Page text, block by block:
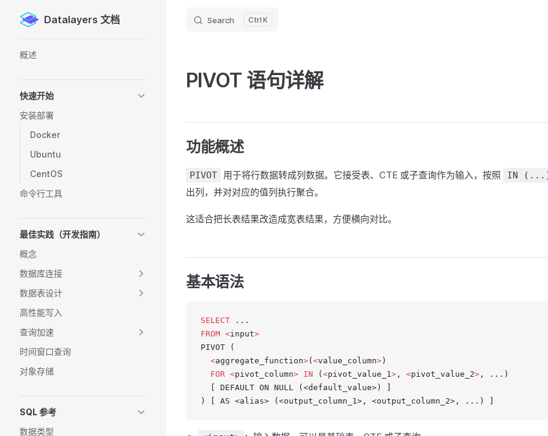
Skip to content
Datalayers 文档 Search K
概述
快速开始
安装部署
Docker
Ubuntu
CentOS
命令行工具
最佳实践（开发指南）
概念
数据库连接
数据表设计
高性能写入
查询加速
时间窗口查询
对象存储
SQL 参考
数据类型
PIVOT 语句详解
功能概述
PIVOT 用于将行数据转成列数据。它接受表、CTE 或子查询作为输入，按照 IN
出列，并对对应的值列执行聚合。
这适合把长表结果改造成宽表结果，方便横向对比。
基本语法
SELECT ...
FROM <input>
PIVOT (
  <
aggregate_function>( <value_column> )
  FOR
<pivot_column> IN ( <pivot_value_1> , <pivot_value_2> , ...)
  [ DEFAULT ON NULL (<default_value>) ]
) [ AS <alias> (<output_column_1>, <output_column_2>, ...) ]